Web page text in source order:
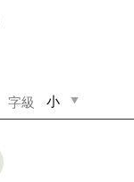
字級 小